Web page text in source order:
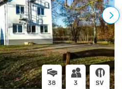
38 3 SV